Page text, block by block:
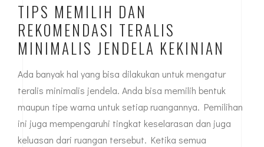
TIPS MEMILIH DAN
REKOMENDASI TERALIS
MINIMALIS JENDELA KEKINIAN
Ada banyak hal yang bisa dilakukan untuk mengatur
teralis minimalis jendela. Anda bisa memilih bentuk
maupun tipe warna untuk setiap ruangannya. Pemilihan
ini juga mempengaruhi tingkat keselarasan dan juga
keluasan dari ruangan tersebut. Ketika semua